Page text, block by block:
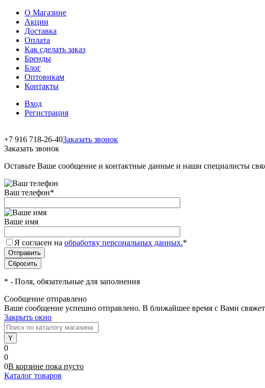
О Магазине
Акции
Доставка
Оплата
Как сделать заказ
Бренды
Блог
Оптовикам
Контакты
Вход
Регистрация
+7 916 718-26-40Заказать звонок
Заказать звонок
Оставьте Ваше сообщение и контактные данные и наши специалисты
Ваш телефон*
Ваше имя
Я согласен на обработку персональных данных.*
* - Поля, обязательные для заполнения
Сообщение отправлено
Ваше сообщение успешно отправлено. В ближайшее время с Вами
Закрыть окно
0
0
0В корзине пока пусто
Каталог товаров